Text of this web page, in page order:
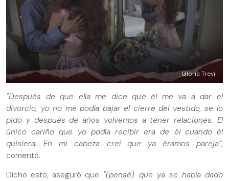
Gloria Trevi
"Después de que ella me dice que él me va a dar el
divorcio, yo no me podía bajar el cierre del vestido, se lo
pido y después de años volvemos a tener relaciones. El
único cariño que yo podía recibir era de él cuando él
quisiera. En mi cabeza creí que ya éramos pareja",
comentó.
Dicho esto, aseguró que "(pensé) que ya se había dado